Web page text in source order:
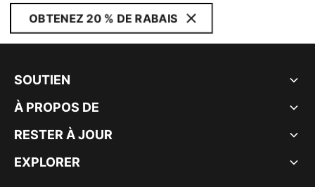
OBTENEZ 20 % DE RABAIS
SOUTIEN
À PROPOS DE
RESTER À JOUR
EXPLORER